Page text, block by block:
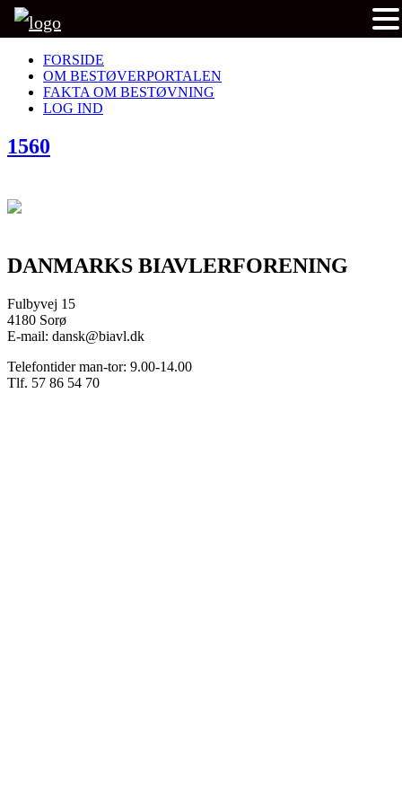
FORSIDE
OM BESTØVERPORTALEN
FAKTA OM BESTØVNING
LOG IND
1560
DANMARKS BIAVLERFORENING
Fulbyvej 15
4180 Sorø
E-mail: dansk@biavl.dk
Telefontider man-tor: 9.00-14.00
Tlf. 57 86 54 70